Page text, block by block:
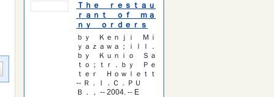
Ｔｈｅ ｒｅｓｔａｕ
ｒａｎｔ ｏｆ ｍａ
ｎｙ ｏｒｄｅｒｓ
ｂｙ Ｋｅｎｊｉ Ｍｉ
ｙａｚａｗａ；ｉｌｌ．
ｂｙ Ｋｕｎｉｏ Ｓａ
ｔｏ；ｔｒ．ｂｙ Ｐｅ
ｔｅｒ Ｈｏｗｌｅｔｔ
-- Ｒ．Ｉ．Ｃ．ＰＵ
Ｂ．， -- 2004. -- E